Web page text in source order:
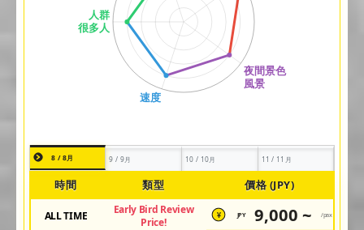
8 / 8月 9 / 9月 10 / 10月 11 / 11月
時間 類型 價格 (JPY)
ALL TIME
Early Bird Review
Price!
¥ JPY 9,000 ~ /pax